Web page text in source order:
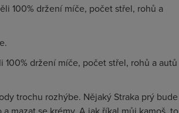
100% držení míče, počet střel, rohů a
držení míče, počet střel, rohů a autů
trochu rozhýbe. Nějaký Straka prý bude